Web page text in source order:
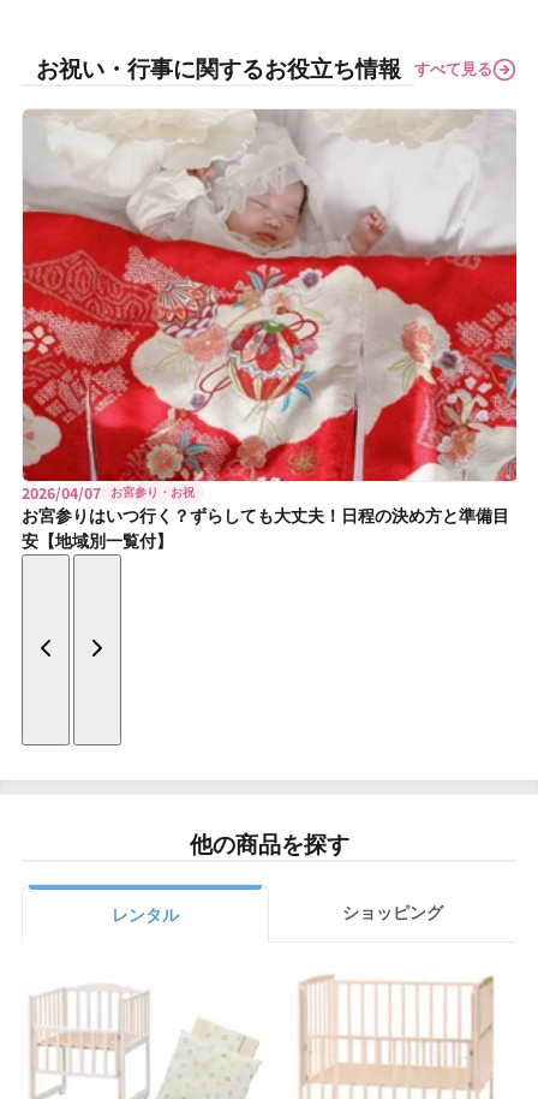
お祝い・行事に関するお役立ち情報 すべて見る
2026/04/07 お宮参り・お祝
お宮参りはいつ行く？ずらしても大丈夫！日程の決め方と準備目
安【地域別一覧付】
他の商品を探す
レンタル ショッピング